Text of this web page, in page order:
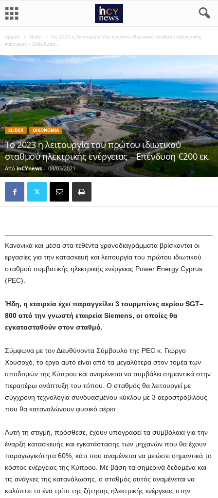
Αρχική Slider
Το 2023 η λειτουργία του πρώτου ιδιωτικού σταθμού ηλεκτρικής
ενέργειας – Επένδυση...
SLIDER ΟΙΚΟΝΟΜΙΑ
Το 2023 η λειτουργία του πρώτου ιδιωτικού
σταθμού ηλεκτρικής ενέργειας – Επένδυση €200 εκ.
Από inCYnews- 08/03/2021
Κανονικά και μέσα στα τεθέντα χρονοδιαγράμματα βρίσκονται οι
εργασίες για την κατασκευή και λειτουργία του πρώτου ιδιωτικού
σταθμού συμβατικής ηλεκτρικής ενέργειας Power Energy Cyprus
(PEC).
Ήδη, η εταιρεία έχει παραγγείλει 3 τουρμπίνες αερίου SGT–
800 από την γνωστή εταιρεία Siemens, οι οποίες θα
εγκατασταθούν στον σταθμό.
Σύμφωνα με τον Διευθύνοντα Σύμβουλο της PEC κ. Γιώργο
Χρυσοχό, το έργο αυτό είναι από τα μεγαλύτερα στον τομέα των
υποδομών της Κύπρου και αναμένεται να συμβάλει σημαντικά στην
περαιτέρω ανάπτυξη του τόπου. Ο σταθμός θα λειτουργεί με
σύγχρονη τεχνολογία συνδυασμένου κύκλου με 3 αεροστρόβιλους
που θα καταναλώνουν φυσικό αέριο.
Αυτή τη στιγμή, πρόσθεσε, έχουν υπογραφεί τα συμβόλαια για την
έναρξη κατασκευής και εγκατάστασης των μηχανών που θα έχουν
παραγωγικότητα 60%, κάτι που αναμένεται να μειώσει σημαντικά το
κόστος ενέργειας της Κύπρου. Με βάση τα σημερινά δεδομένα και
τις ανάγκες της κατανάλωσης, ο σταθμός αυτός αναμένεται να
καλύπτει το ένα τρίτο της ζήτησης ηλεκτρικής ενέργειας στην